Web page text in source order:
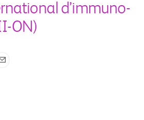
d’immuno-
ON)